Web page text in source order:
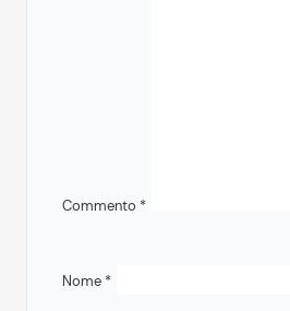
Commento *
Nome *